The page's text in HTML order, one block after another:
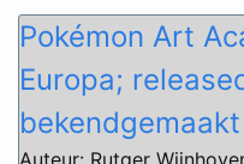
Pokémon Art
Europa;
bekendgemaakt
Auteur: Rutger